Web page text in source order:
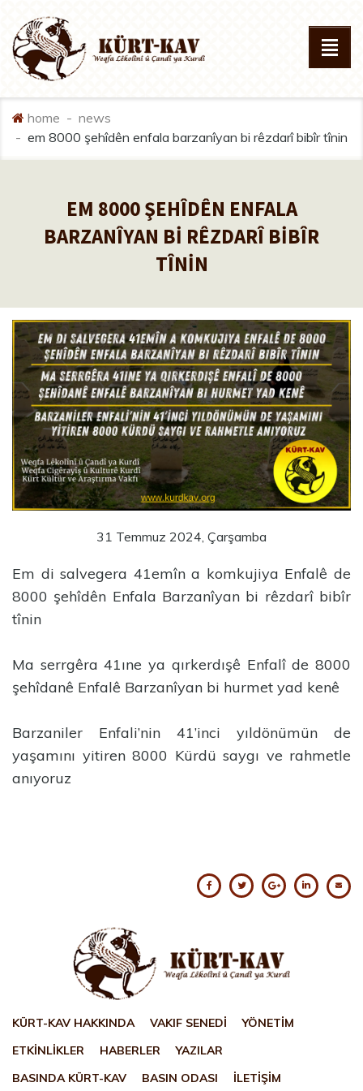
home
news
em 8000 şehîdên enfala barzanîyan bi̇ rêzdarî bi̇bîr tîni̇n
EM 8000 ŞEHÎDÊN ENFALA
BARZANÎYAN Bİ RÊZDARÎ BİBÎR
TÎNİN
31 Temmuz 2024, Çarşamba
Em di salvegera 41emîn a komkujiya Enfalê de
8000 şehîdên Enfala Barzanîyan bi rêzdarî bibîr
tînin
Ma serrgêra 41ıne ya qırkerdışê Enfalî de 8000
şehîdanê Enfalê Barzanîyan bi hurmet yad kenê
Barzaniler Enfali’nin 41’inci yıldönümün de
yaşamını yitiren 8000 Kürdü saygı ve rahmetle
anıyoruz
KÜRT-KAV HAKKINDA VAKIF SENEDİ
YÖNETİM
ETKİNLİKLER
HABERLER
YAZILAR
BASINDA KÜRT-KAV
BASIN ODASI İLETİŞİM